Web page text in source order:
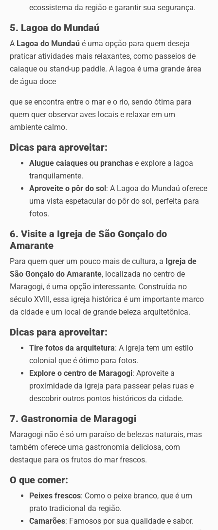
ecossistema da região e garantir sua segurança.
5. Lagoa do Mundaú
A Lagoa do Mundaú é uma opção para quem deseja
praticar atividades mais relaxantes, como passeios de
caiaque ou stand-up paddle. A lagoa é uma grande área
de água doce
que se encontra entre o mar e o rio, sendo ótima para
quem quer observar aves locais e relaxar em um
ambiente calmo.
Dicas para aproveitar:
Alugue caiaques ou pranchas e explore a lagoa
tranquilamente.
Aproveite o pôr do sol: A Lagoa do Mundaú oferece
uma vista espetacular do pôr do sol, perfeita para
fotos.
6. Visite a Igreja de São Gonçalo do
Amarante
Para quem quer um pouco mais de cultura, a Igreja de
São Gonçalo do Amarante, localizada no centro de
Maragogi, é uma opção interessante. Construída no
século XVIII, essa igreja histórica é um importante marco
da cidade e um local de grande beleza arquitetônica.
Dicas para aproveitar:
Tire fotos da arquitetura: A igreja tem um estilo
colonial que é ótimo para fotos.
Explore o centro de Maragogi: Aproveite a
proximidade da igreja para passear pelas ruas e
descobrir outros pontos históricos da cidade.
7. Gastronomia de Maragogi
Maragogi não é só um paraíso de belezas naturais, mas
também oferece uma gastronomia deliciosa, com
destaque para os frutos do mar frescos.
O que comer:
Peixes frescos: Como o peixe branco, que é um
prato tradicional da região.
Camarões: Famosos por sua qualidade e sabor.